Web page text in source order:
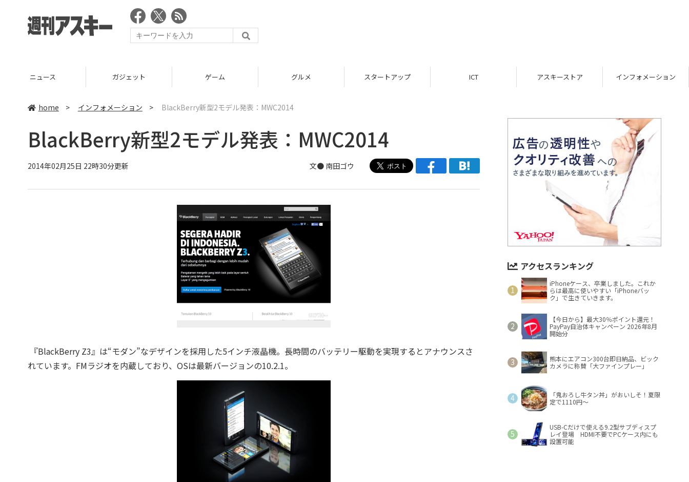
ニュース ガジェット ゲーム グルメ スタートアップ ICT アスキーストア インフォメーション
home > インフォメーション > BlackBerry新型2モデル発表：MWC2014
BlackBerry新型2モデル発表：MWC2014
2014年02月25日 22時30分更新 文● 南田ゴウ
『BlackBerry Z3』は“モダン”なデザインを採用した5インチ液晶機。長時間のバッテリー駆動を実現するとアナウンスさ
れています。FMラジオを内蔵しており、OSは最新バージョンの10.2.1。
アクセスランキング
iPhoneケース、卒業しました。これか
らは最高に使いやすい「iPhoneバッ
ク」で生きていきます。
【今日から】最大30％ポイント還元！
PayPay自治体キャンペーン 2026年8月
開始分
熊本にエアコン300台即日納品、ビック
カメラに称賛「大ファインプレー」
「鬼おろし牛タン丼」がおいしそ！夏限
定で1110円～
USB-Cだけで使える9.2型サブディスプ
レイ登場 HDMI不要でPCケース内にも
設置可能